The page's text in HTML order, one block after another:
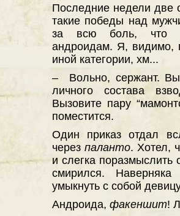
Последние недели две
такие победы над
за всю боль, что
андроидам. Я, видимо,
иной категории, хм...
– Вольно, сержант.
личного состава
Вызовите пару
поместится.
Один приказ отдал
через паланто. Хотел,
и слегка
смирился.
умыкнуть с собой
Андроида, факеншит!